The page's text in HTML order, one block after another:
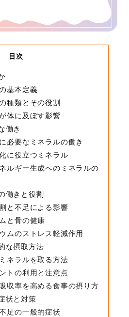
目次
基本定義
種類とその役割
体に及ぼす影響
働き
必要なミネラルの働き
に役立つミネラル
ルギー生成へのミネラルの
働きと役割
と不足による影響
と骨の健康
ムのストレス軽減作用
な摂取方法
ネラルを取る方法
トの利用と注意点
収率を高める食事の摂り方
状と対策
足の一般的症状